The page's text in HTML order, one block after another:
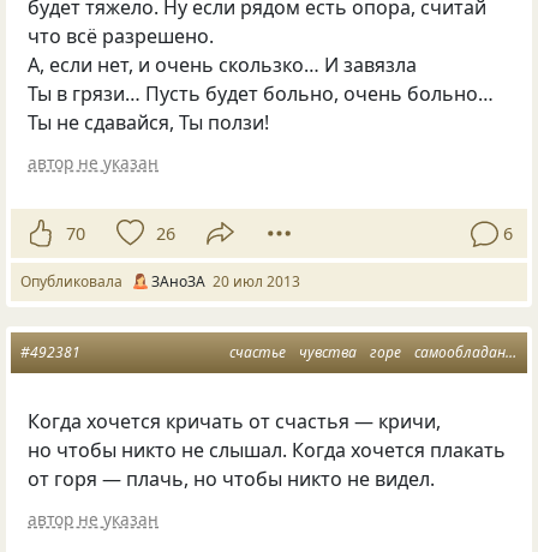
будет тяжело. Ну если рядом есть опора, считай
что всё разрешено.
А, если нет, и очень скользко… И завязла
Ты в грязи… Пусть будет больно, очень больно…
Ты не сдавайся, Ты ползи!
автор не указан
70 26 6
Опубликовала ЗАноЗА 20 июл 2013
счастье чувства горе самообладание
#492381
Когда хочется кричать от счастья — кричи,
но чтобы никто не слышал. Когда хочется плакать
от горя — плачь, но чтобы никто не видел.
автор не указан